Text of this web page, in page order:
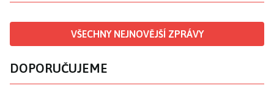
VŠECHNY NEJNOVĚJŠÍ ZPRÁVY
DOPORUČUJEME